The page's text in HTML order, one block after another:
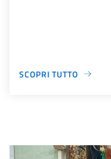
SCOPRI TUTTO